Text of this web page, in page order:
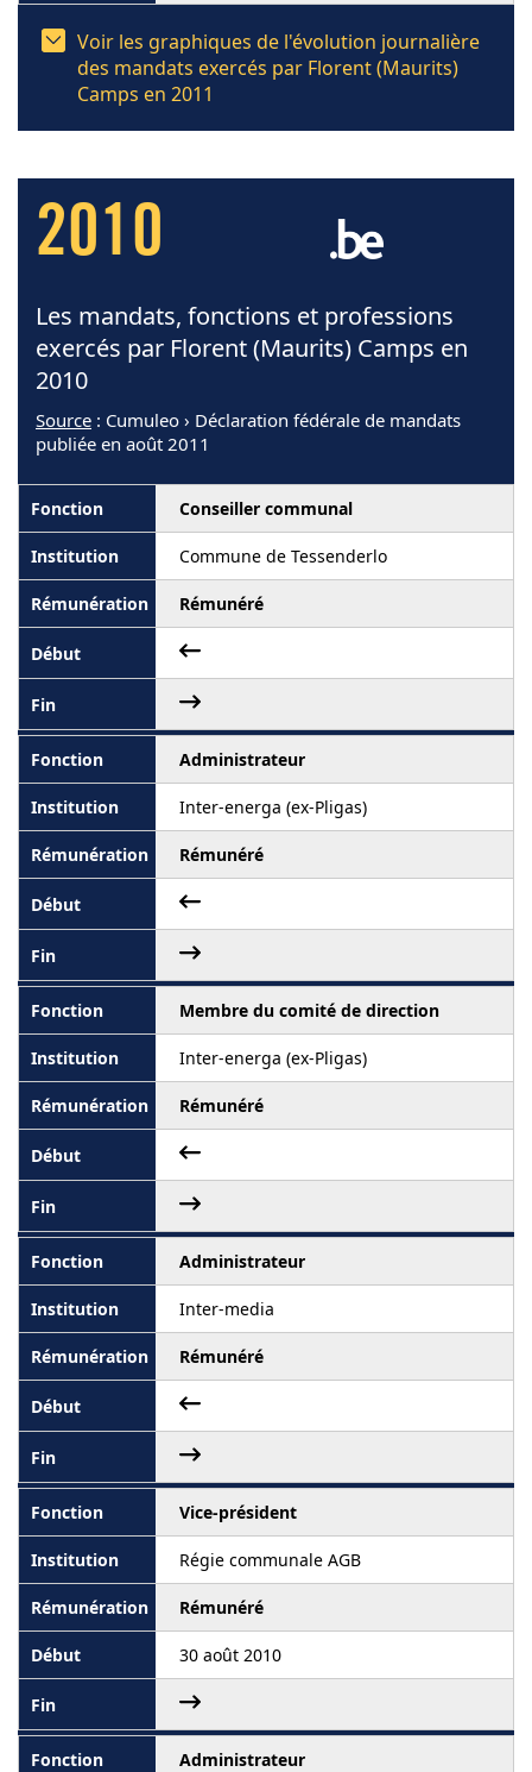
Voir les graphiques de l'évolution journalière
des mandats exercés par Florent (Maurits)
Camps en 2011
2010
Les mandats, fonctions et professions
exercés par Florent (Maurits) Camps en
2010
Source : Cumuleo › Déclaration fédérale de mandats
publiée en août 2011
Conseiller communal
Commune de Tessenderlo
Rémunéré
Administrateur
Inter-energa (ex-Pligas)
Rémunéré
Membre du comité de direction
Inter-energa (ex-Pligas)
Rémunéré
Administrateur
Inter-media
Rémunéré
Vice-président
Régie communale AGB
Rémunéré
30 août 2010
Administrateur